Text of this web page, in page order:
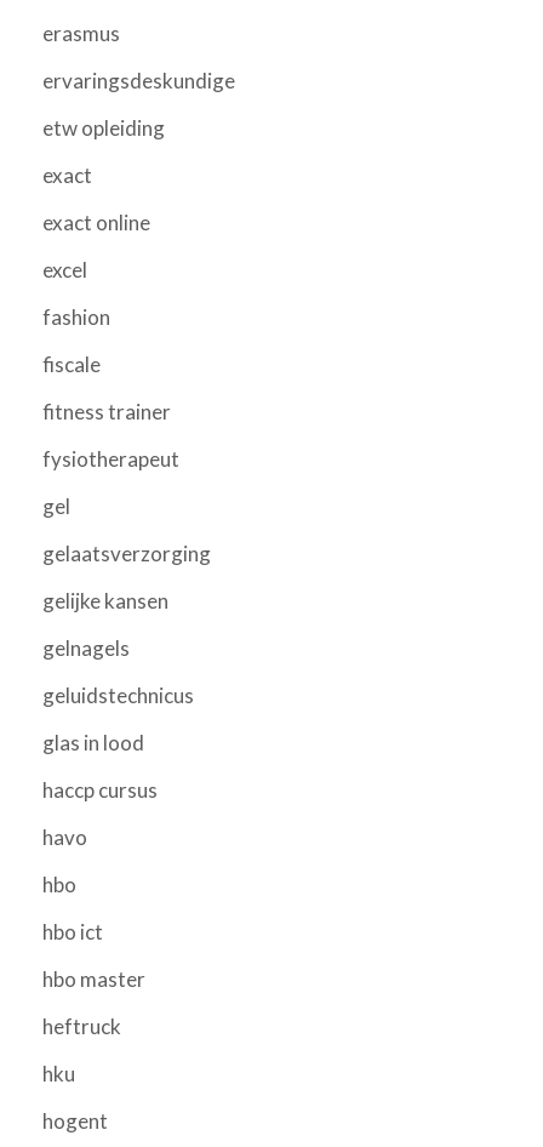
erasmus
ervaringsdeskundige
etw opleiding
exact
exact online
excel
fashion
fiscale
fitness trainer
fysiotherapeut
gel
gelaatsverzorging
gelijke kansen
gelnagels
geluidstechnicus
glas in lood
haccp cursus
havo
hbo
hbo ict
hbo master
heftruck
hku
hogent